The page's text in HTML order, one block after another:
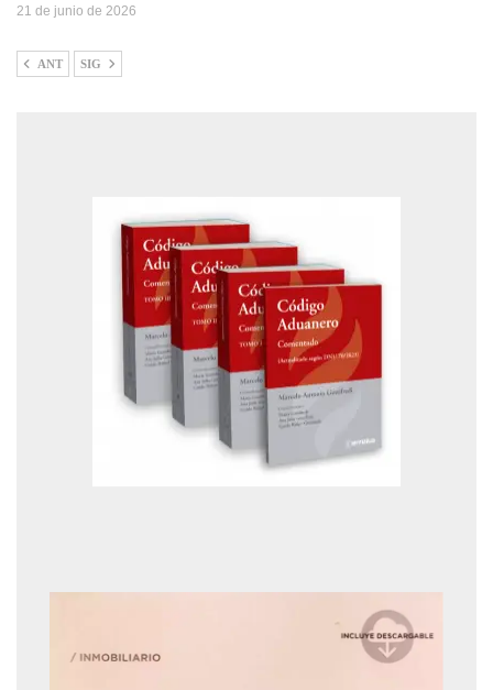
21 de junio de 2026
ANT SIG